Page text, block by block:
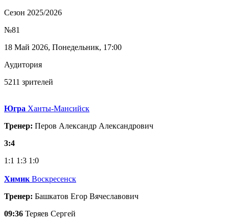
Сезон 2025/2026
№81
18 Май 2026, Понедельник, 17:00
Аудитория
5211 зрителей
Югра Ханты-Мансийск
Тренер: Перов Александр Александрович
3:4
1:1 1:3 1:0
Химик Воскресенск
Тренер: Башкатов Егор Вячеславович
09:36 Теряев Сергей